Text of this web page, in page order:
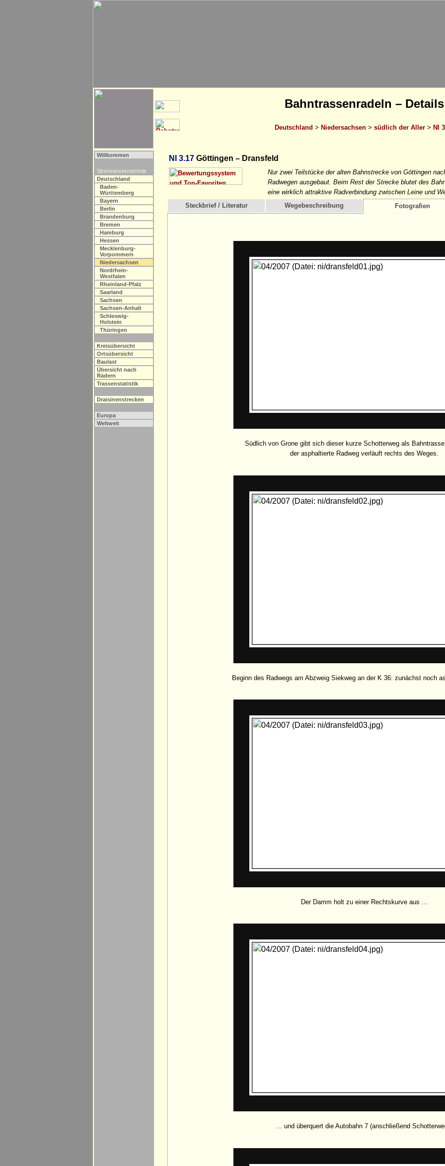
Bahntrassenradeln – Details
Deutschland > Niedersachsen> südlich der Aller> NI
Willkommen
Streckenverzeichnis
Deutschland
Baden-
Württemberg
Bayern
Berlin
Brandenburg
Bremen
Hamburg
Hessen
Mecklenburg-
Vorpommern
Niedersachsen
Nordrhein-
Westfalen
Rheinland-Pfalz
Saarland
Sachsen
Sachsen-Anhalt
Schleswig-
Holstein
Thüringen
Kreisübersicht
Ortsübersicht
Baulast
Übersicht nach
Rädern
Trassenstatistik
Draisinenstrecken
Europa
Weltweit
NI 3.17 Göttingen – Dransfeld
Nur zwei Teilstücke der alten Bahnstrecke von Göttingen
Radwegen ausgebaut. Beim Rest der Strecke blutet des
eine wirklich attraktive Radverbindung zwischen Leine und
Steckbrief / Literatur
Wegebeschreibung Fotografien
Südlich von Grone gibt sich dieser kurze Schotterweg als
der asphaltierte Radweg verläuft rechts des Weges.
Beginn des Radwegs am Abzweig Siekweg an der K 36: zunächst noch
Der Damm holt zu einer Rechtskurve aus ...
... und überquert die Autobahn 7 (anschließend